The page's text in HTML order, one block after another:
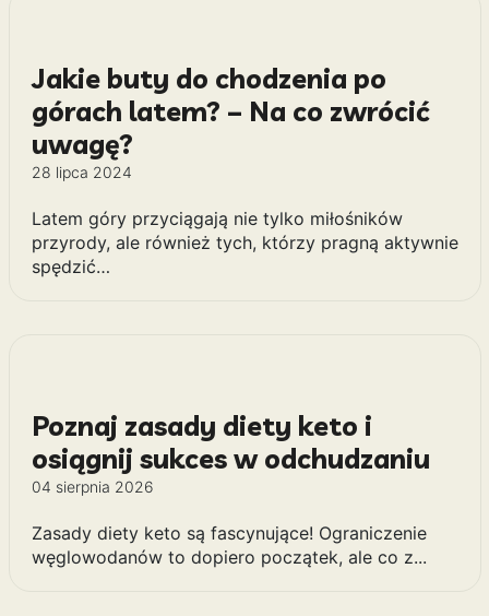
Jakie buty do chodzenia po
górach latem? – Na co zwrócić
uwagę?
28 lipca 2024
Latem góry przyciągają nie tylko miłośników
przyrody, ale również tych, którzy pragną aktywnie
spędzić…
Poznaj zasady diety keto i
osiągnij sukces w odchudzaniu
04 sierpnia 2026
Zasady diety keto są fascynujące! Ograniczenie
węglowodanów to dopiero początek, ale co z...